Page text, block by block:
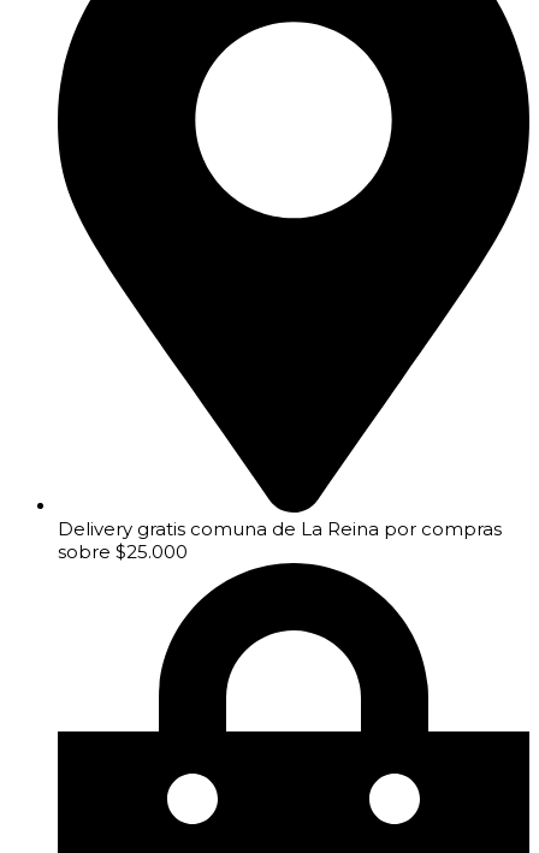
Delivery gratis comuna de La Reina por compras
sobre $25.000